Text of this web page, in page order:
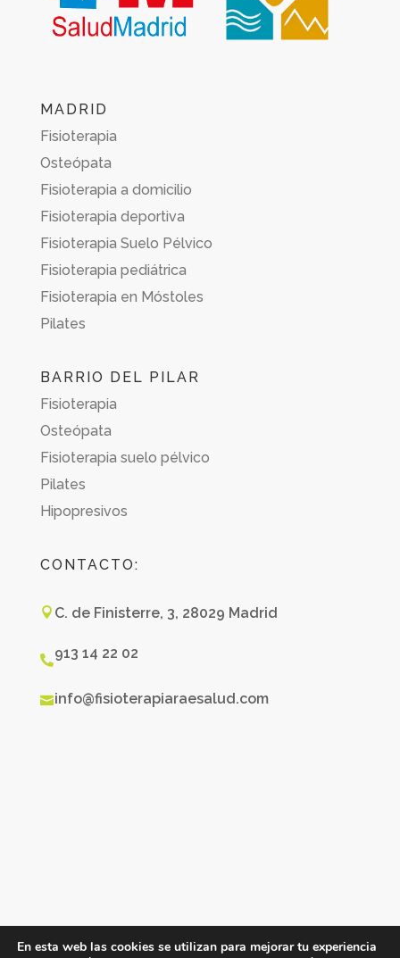
MADRID
Fisioterapia
Osteópata
Fisioterapia a domicilio
Fisioterapia deportiva
Fisioterapia Suelo Pélvico
Fisioterapia pediátrica
Fisioterapia en Móstoles
Pilates
BARRIO DEL PILAR
Fisioterapia
Osteópata
Fisioterapia suelo pélvico
Pilates
Hipopresivos
CONTACTO:
 C. de Finisterre, 3, 28029 Madrid
913 14 22 02
info@fisioterapiaraesalud.com
En esta web las cookies se utilizan para mejorar tu experiencia